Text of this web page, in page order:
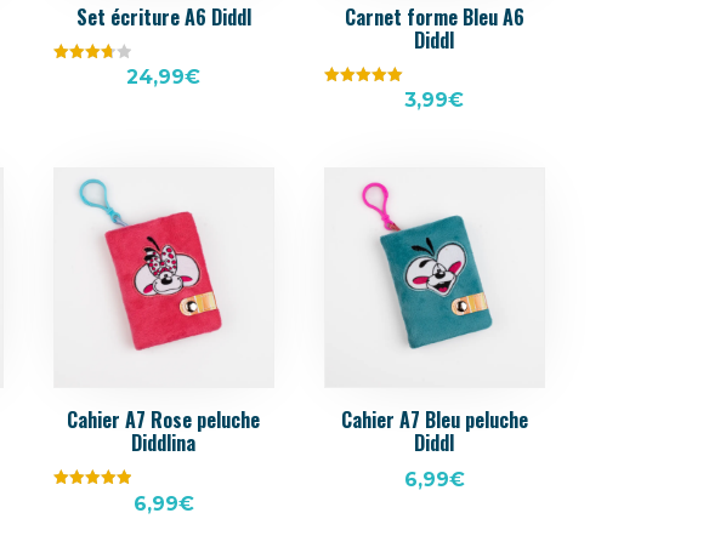
Set écriture A6 Diddl
24,99€
Carnet forme Bleu A6
Diddl
3,99€
Cahier A7 Rose peluche
Diddlina
6,99€
Cahier A7 Bleu peluche
Diddl
6,99€